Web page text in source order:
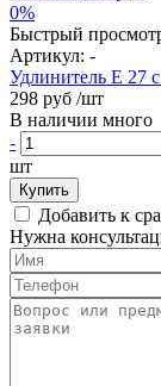
0%
Быстрый
Артикул: -
Удлинитель Е 27
298 руб /шт
В наличии много
-
шт
Купить
Добавить к
Нужна